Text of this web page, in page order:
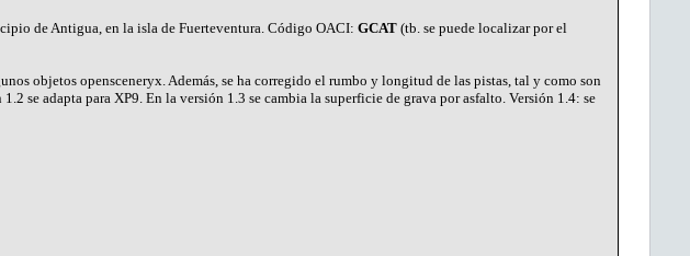
de Antigua, en la isla de Fuerteventura. Código OACI: GCAT (tb. se puede localizar por el
objetos opensceneryx. Además, se ha corregido el rumbo y longitud de las pistas, tal y como son
se adapta para XP9. En la versión 1.3 se cambia la superficie de grava por asfalto. Versión 1.4: se